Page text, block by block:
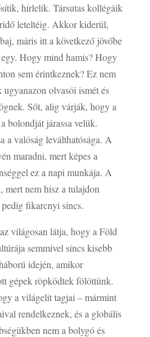
hírlelik. Társutas kollégáik
leteltéig. Akkor kiderül,
máris itt a következő jövőbe
egy. Hogy mind hamis? Hogy
sem érintkeznek? Ez nem
olvasói ismét és
Sőt, alig várják, hogy a
bolondját járassa velük.
a valóság leválthatósága. A
maradni, mert képes a
ez a napi munkája. A
mert nem hisz a tulajdon
fikarcnyi sincs.
világosan látja, hogy a Föld
semmivel sincs kisebb
idején, amikor
gépek röpködtek fölöttünk.
a világelit tagjai – mármint
rendelkeznek, és a globális
nem a bolygó és